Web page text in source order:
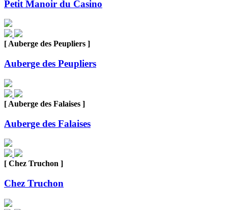
Petit Manoir du Casino
[ Auberge des Peupliers ]
Auberge des Peupliers
[ Auberge des Falaises ]
Auberge des Falaises
[ Chez Truchon ]
Chez Truchon